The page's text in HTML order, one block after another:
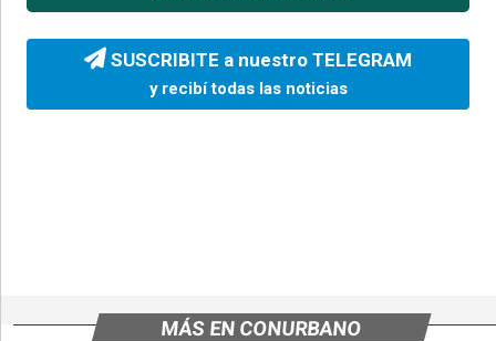
SUSCRIBITE a nuestro TELEGRAM
y recibí todas las noticias
MÁS EN CONURBANO